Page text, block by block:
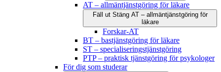
AT – allmäntjänstgöring för läkare
Fäll ut Stäng AT – allmäntjänstgöring för
läkare
Forskar-AT
BT – bastjänstgöring för läkare
ST – specialiseringstjänstgöring
PTP – praktisk tjänstgöring för psykologer
För dig som studerar